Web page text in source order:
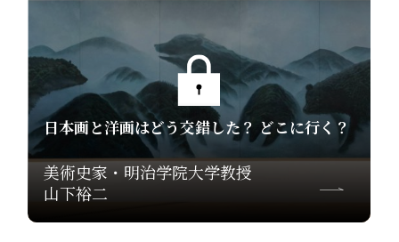
日本画と洋画はどう交錯した？ どこに行く？
美術史家・明治学院大学教授
山下裕二